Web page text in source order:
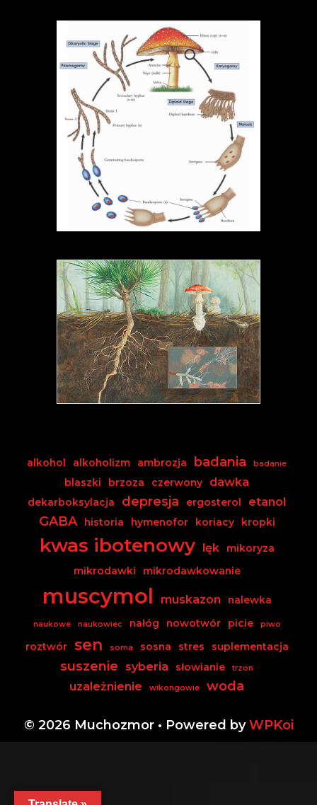
alkohol alkoholizm ambrozja badania badanie
blaszki brzoza czerwony dawka
dekarboksylacja depresja ergosterol etanol
GABA historia hymenofor koriacy kropki
kwas ibotenowy lęk
mikoryza
mikrodawki
mikrodawkowanie
muscymol muskazon nalewka
naukowe naukowiec nałóg nowotwór picie piwo
roztwór sen soma sosna stres suplementacja
suszenie syberia słowianie trzon
uzależnienie wikongowie woda
© 2026 Muchozmor• Powered byWPKoi